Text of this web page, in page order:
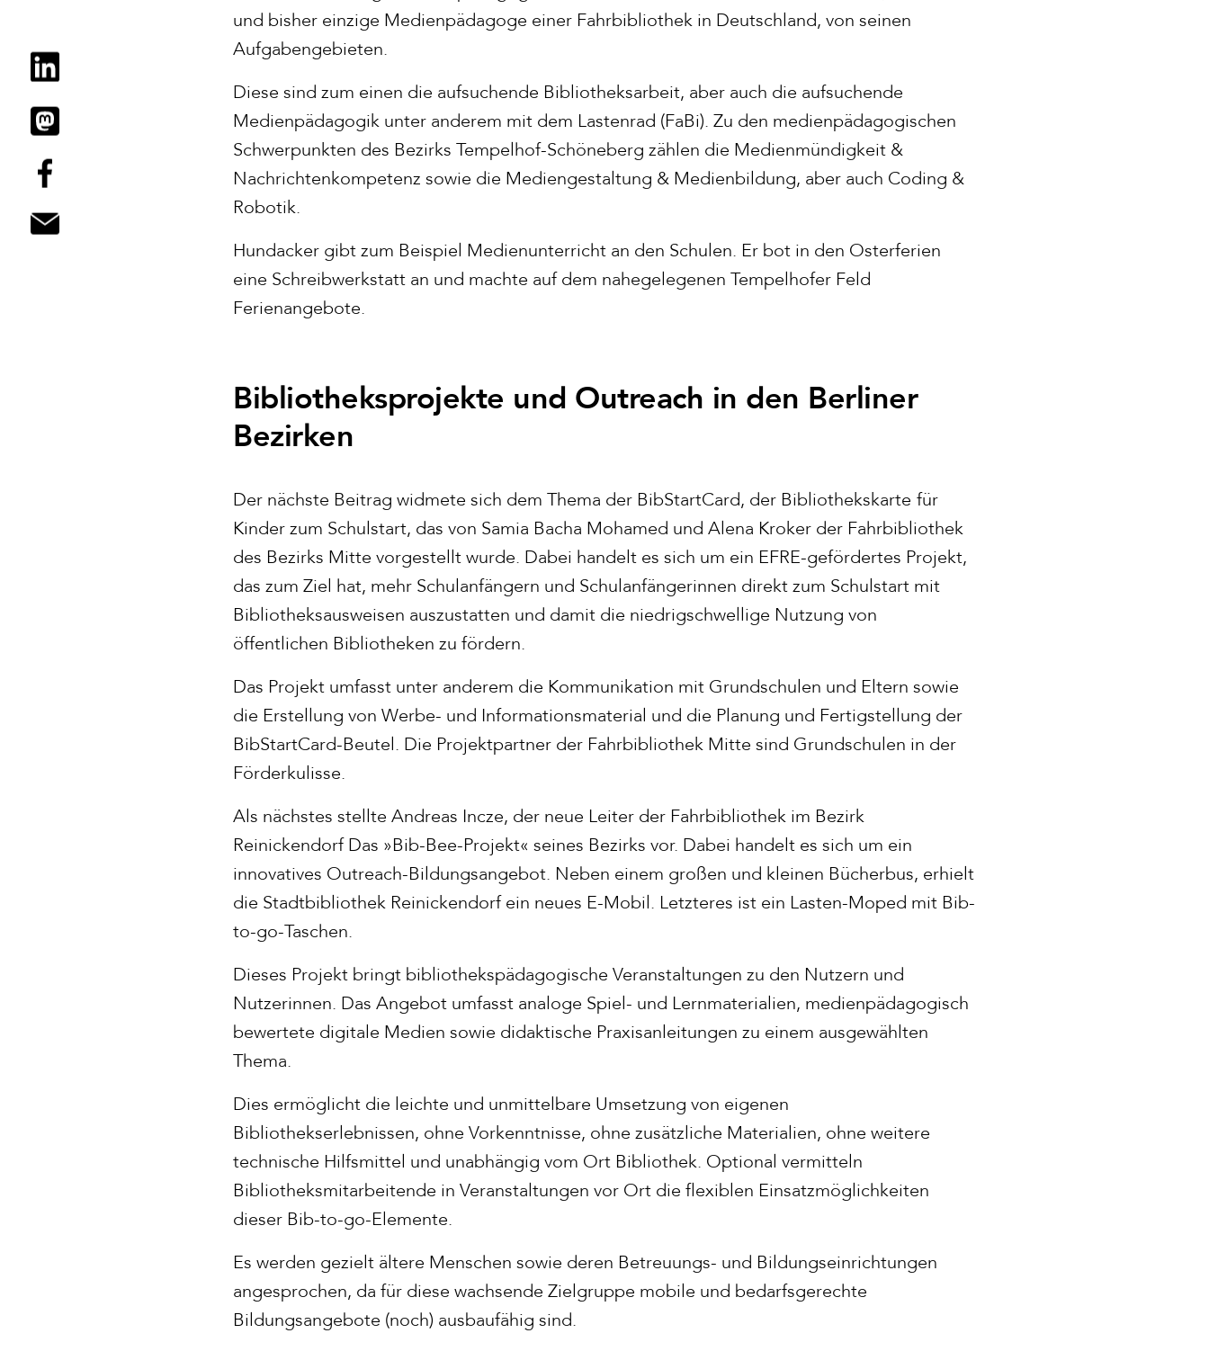
und bisher einzige Medienpädagoge einer Fahrbibliothek in Deutschland, von seinen
Aufgabengebieten.
Diese sind zum einen die aufsuchende Bibliotheksarbeit, aber auch die aufsuchende
Medienpädagogik unter anderem mit dem Lastenrad (FaBi). Zu den medienpädagogischen
Schwerpunkten des Bezirks Tempelhof-Schöneberg zählen die Medienmündigkeit &
Nachrichtenkompetenz sowie die Mediengestaltung & Medienbildung, aber auch Coding &
Robotik.
Hundacker gibt zum Beispiel Medienunterricht an den Schulen. Er bot in den Osterferien
eine Schreibwerkstatt an und machte auf dem nahegelegenen Tempelhofer Feld
Ferienangebote.
Bibliotheksprojekte und Outreach in den Berliner
Bezirken
Der nächste Beitrag widmete sich dem Thema der BibStartCard, der Bibliothekskarte für
Kinder zum Schulstart, das von Samia Bacha Mohamed und Alena Kroker der Fahrbibliothek
des Bezirks Mitte vorgestellt wurde. Dabei handelt es sich um ein EFRE-gefördertes Projekt,
das zum Ziel hat, mehr Schulanfängern und Schulanfängerinnen direkt zum Schulstart mit
Bibliotheksausweisen auszustatten und damit die niedrigschwellige Nutzung von
öffentlichen Bibliotheken zu fördern.
Das Projekt umfasst unter anderem die Kommunikation mit Grundschulen und Eltern sowie
die Erstellung von Werbe- und Informationsmaterial und die Planung und Fertigstellung der
BibStartCard-Beutel. Die Projektpartner der Fahrbibliothek Mitte sind Grundschulen in der
Förderkulisse.
Als nächstes stellte Andreas Incze, der neue Leiter der Fahrbibliothek im Bezirk
Reinickendorf Das »Bib-Bee-Projekt« seines Bezirks vor. Dabei handelt es sich um ein
innovatives Outreach-Bildungsangebot. Neben einem großen und kleinen Bücherbus, erhielt
die Stadtbibliothek Reinickendorf ein neues E-Mobil. Letzteres ist ein Lasten-Moped mit Bib-
to-go-Taschen.
Dieses Projekt bringt bibliothekspädagogische Veranstaltungen zu den Nutzern und
Nutzerinnen. Das Angebot umfasst analoge Spiel- und Lernmaterialien, medienpädagogisch
bewertete digitale Medien sowie didaktische Praxisanleitungen zu einem ausgewählten
Thema.
Dies ermöglicht die leichte und unmittelbare Umsetzung von eigenen
Bibliothekserlebnissen, ohne Vorkenntnisse, ohne zusätzliche Materialien, ohne weitere
technische Hilfsmittel und unabhängig vom Ort Bibliothek. Optional vermitteln
Bibliotheksmitarbeitende in Veranstaltungen vor Ort die flexiblen Einsatzmöglichkeiten
dieser Bib-to-go-Elemente.
Es werden gezielt ältere Menschen sowie deren Betreuungs- und Bildungseinrichtungen
angesprochen, da für diese wachsende Zielgruppe mobile und bedarfsgerechte
Bildungsangebote (noch) ausbaufähig sind.